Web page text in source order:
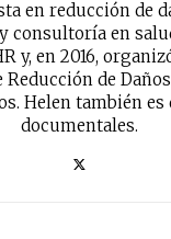
en reducción de
consultoría en
y, en 2016,
de
Helen también es
documentales.